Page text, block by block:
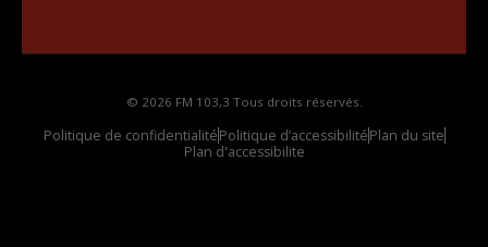
© 2026 FM 103,3 Tous droits réservés.
Politique de confidentialitéPolitique d’accessibilitéPlan du site
Plan d'accessibilite